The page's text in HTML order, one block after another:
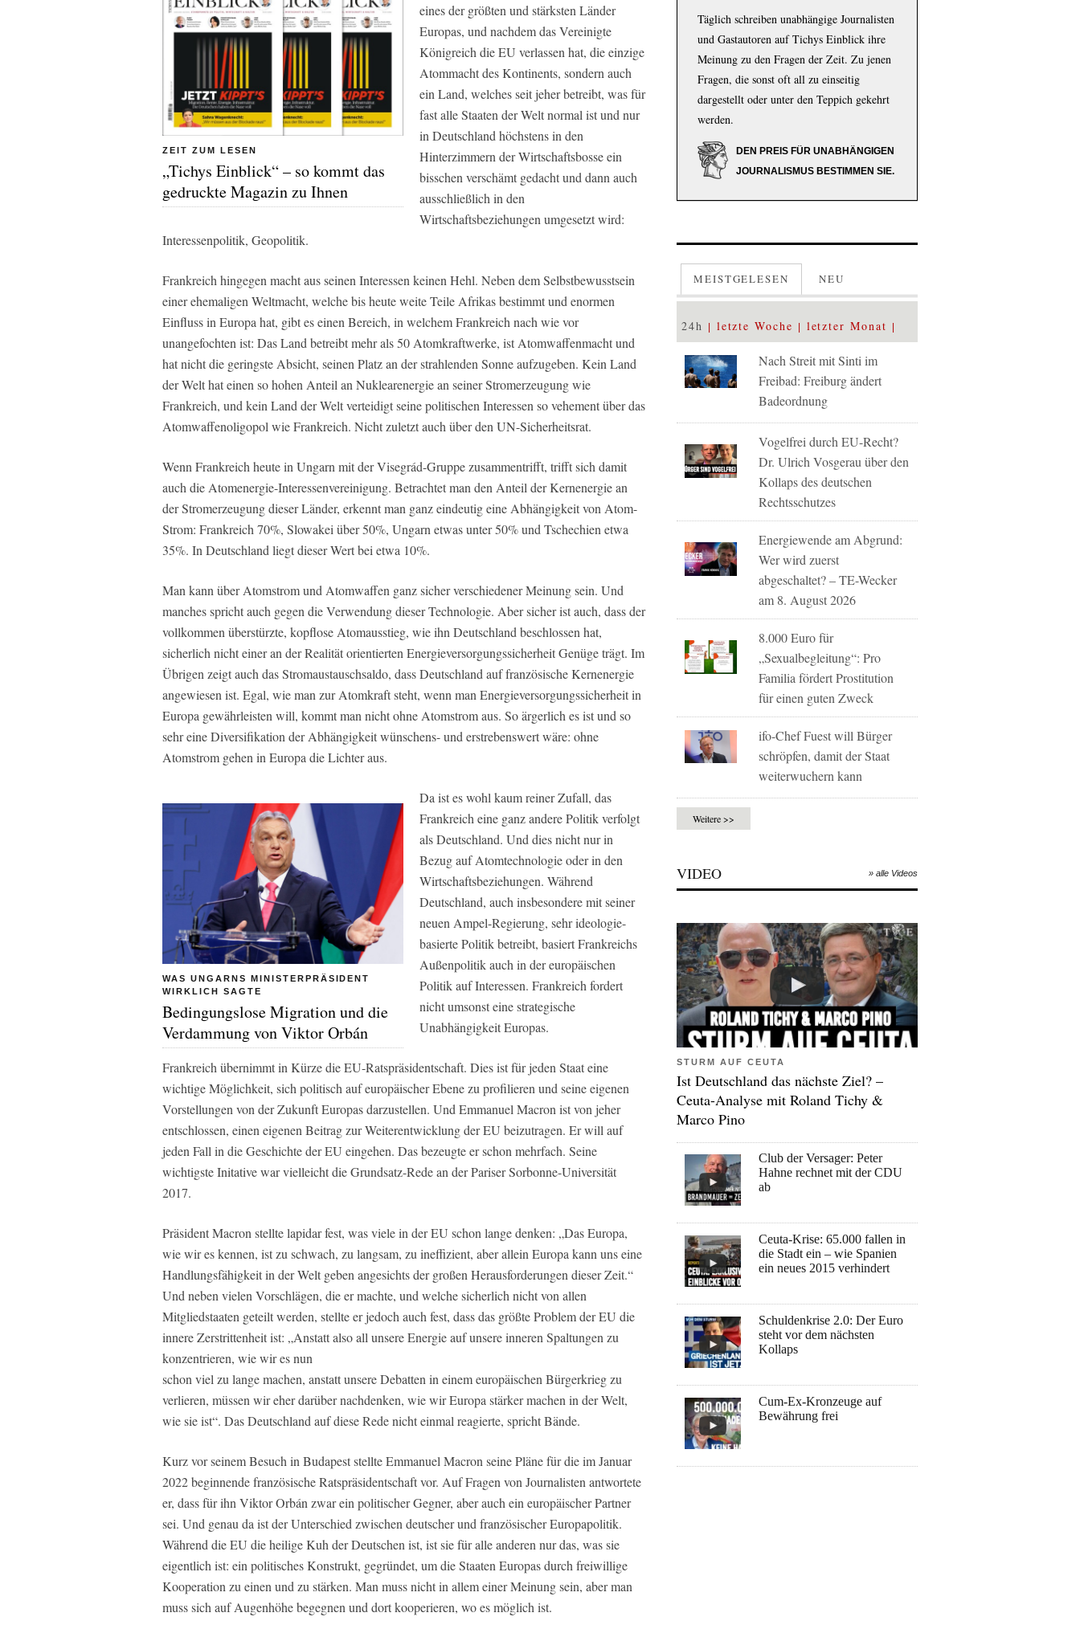
ZEIT ZUM LESEN
„Tichys Einblick“ – so kommt das
gedruckte Magazin zu Ihnen
eines der größten und stärksten Länder
Europas, und nachdem das Vereinigte
Königreich die EU verlassen hat, die einzige
Atommacht des Kontinents, sondern auch
ein Land, welches seit jeher betreibt, was für
fast alle Staaten der Welt normal ist und nur
in Deutschland höchstens in den
Hinterzimmern der Wirtschaftsbosse ein
bisschen verschämt gedacht und dann auch
ausschließlich in den
Wirtschaftsbeziehungen umgesetzt wird:
Interessenpolitik, Geopolitik.
Frankreich hingegen macht aus seinen Interessen keinen Hehl. Neben dem Selbstbewusstsein
einer ehemaligen Weltmacht, welche bis heute weite Teile Afrikas bestimmt und enormen
Einfluss in Europa hat, gibt es einen Bereich, in welchem Frankreich nach wie vor
unangefochten ist: Das Land betreibt mehr als 50 Atomkraftwerke, ist Atomwaffenmacht und
hat nicht die geringste Absicht, seinen Platz an der strahlenden Sonne aufzugeben. Kein Land
der Welt hat einen so hohen Anteil an Nuklearenergie an seiner Stromerzeugung wie
Frankreich, und kein Land der Welt verteidigt seine politischen Interessen so vehement über das
Atomwaffenoligopol wie Frankreich. Nicht zuletzt auch über den UN-Sicherheitsrat.
Wenn Frankreich heute in Ungarn mit der Visegrád-Gruppe zusammentrifft, trifft sich damit
auch die Atomenergie-Interessenvereinigung. Betrachtet man den Anteil der Kernenergie an
der Stromerzeugung dieser Länder, erkennt man ganz eindeutig eine Abhängigkeit von Atom-
Strom: Frankreich 70%, Slowakei über 50%, Ungarn etwas unter 50% und Tschechien etwa
35%. In Deutschland liegt dieser Wert bei etwa 10%.
Man kann über Atomstrom und Atomwaffen ganz sicher verschiedener Meinung sein. Und
manches spricht auch gegen die Verwendung dieser Technologie. Aber sicher ist auch, dass der
vollkommen überstürzte, kopflose Atomausstieg, wie ihn Deutschland beschlossen hat,
sicherlich nicht einer an der Realität orientierten Energieversorgungssicherheit Genüge trägt. Im
Übrigen zeigt auch das Stromaustauschsaldo, dass Deutschland auf französische Kernenergie
angewiesen ist. Egal, wie man zur Atomkraft steht, wenn man Energieversorgungssicherheit in
Europa gewährleisten will, kommt man nicht ohne Atomstrom aus. So ärgerlich es ist und so
sehr eine Diversifikation der Abhängigkeit wünschens- und erstrebenswert wäre: ohne
Atomstrom gehen in Europa die Lichter aus.
WAS UNGARNS MINISTERPRÄSIDENT
WIRKLICH SAGTE
Bedingungslose Migration und die
Verdammung von Viktor Orbán
Da ist es wohl kaum reiner Zufall, das
Frankreich eine ganz andere Politik verfolgt
als Deutschland. Und dies nicht nur in
Bezug auf Atomtechnologie oder in den
Wirtschaftsbeziehungen. Während
Deutschland, auch insbesondere mit seiner
neuen Ampel-Regierung, sehr ideologie-
basierte Politik betreibt, basiert Frankreichs
Außenpolitik auch in der europäischen
Politik auf Interessen. Frankreich fordert
nicht umsonst eine strategische
Unabhängigkeit Europas.
Frankreich übernimmt in Kürze die EU-Ratspräsidentschaft. Dies ist für jeden Staat eine
wichtige Möglichkeit, sich politisch auf europäischer Ebene zu profilieren und seine eigenen
Vorstellungen von der Zukunft Europas darzustellen. Und Emmanuel Macron ist von jeher
entschlossen, einen eigenen Beitrag zur Weiterentwicklung der EU beizutragen. Er will auf
jeden Fall in die Geschichte der EU eingehen. Das bezeugte er schon mehrfach. Seine
wichtigste Initative war vielleicht die Grundsatz-Rede an der Pariser Sorbonne-Universität
2017.
Präsident Macron stellte lapidar fest, was viele in der EU schon lange denken: „Das Europa,
wie wir es kennen, ist zu schwach, zu langsam, zu ineffizient, aber allein Europa kann uns eine
Handlungsfähigkeit in der Welt geben angesichts der großen Herausforderungen dieser Zeit.“
Und neben vielen Vorschlägen, die er machte, und welche sicherlich nicht von allen
Mitgliedstaaten geteilt werden, stellte er jedoch auch fest, dass das größte Problem der EU die
innere Zerstrittenheit ist: „Anstatt also all unsere Energie auf unsere inneren Spaltungen zu
konzentrieren, wie wir es nun
schon viel zu lange machen, anstatt unsere Debatten in einem europäischen Bürgerkrieg zu
verlieren, müssen wir eher darüber nachdenken, wie wir Europa stärker machen in der Welt,
wie sie ist“. Das Deutschland auf diese Rede nicht einmal reagierte, spricht Bände.
Kurz vor seinem Besuch in Budapest stellte Emmanuel Macron seine Pläne für die im Januar
2022 beginnende französische Ratspräsidentschaft vor. Auf Fragen von Journalisten antwortete
er, dass für ihn Viktor Orbán zwar ein politischer Gegner, aber auch ein europäischer Partner
sei. Und genau da ist der Unterschied zwischen deutscher und französischer Europapolitik.
Während die EU die heilige Kuh der Deutschen ist, ist sie für alle anderen nur das, was sie
eigentlich ist: ein politisches Konstrukt, gegründet, um die Staaten Europas durch freiwillige
Kooperation zu einen und zu stärken. Man muss nicht in allem einer Meinung sein, aber man
muss sich auf Augenhöhe begegnen und dort kooperieren, wo es möglich ist.
Täglich schreiben unabhängige Journalisten
und Gastautoren auf Tichys Einblick ihre
Meinung zu den Fragen der Zeit. Zu jenen
Fragen, die sonst oft all zu einseitig
dargestellt oder unter den Teppich gekehrt
werden.
DEN PREIS FÜR UNABHÄNGIGEN
JOURNALISMUS BESTIMMEN SIE.
MEISTGELESEN NEU
24h letzte Woche letzter Monat
Nach Streit mit Sinti im
Freibad: Freiburg ändert
Badeordnung
Vogelfrei durch EU-Recht?
Dr. Ulrich Vosgerau über den
Kollaps des deutschen
Rechtsschutzes
Energiewende am Abgrund:
Wer wird zuerst
abgeschaltet? – TE-Wecker
am 8. August 2026
8.000 Euro für
„Sexualbegleitung“: Pro
Familia fördert Prostitution
für einen guten Zweck
ifo-Chef Fuest will Bürger
schröpfen, damit der Staat
weiterwuchern kann
Weitere >>
VIDEO » alle Videos
STURM AUF CEUTA
Ist Deutschland das nächste Ziel? –
Ceuta-Analyse mit Roland Tichy &
Marco Pino
Club der Versager: Peter
Hahne rechnet mit der CDU
ab
Ceuta-Krise: 65.000 fallen in
die Stadt ein – wie Spanien
ein neues 2015 verhindert
Schuldenkrise 2.0: Der Euro
steht vor dem nächsten
Kollaps
Cum-Ex-Kronzeuge auf
Bewährung frei